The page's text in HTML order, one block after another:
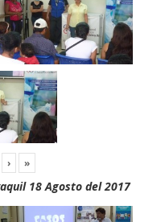
› »
18 Agosto del 2017